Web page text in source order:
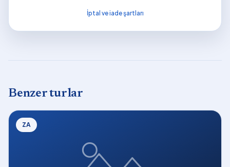
İptal ve iade şartları
Benzer turlar
ZA